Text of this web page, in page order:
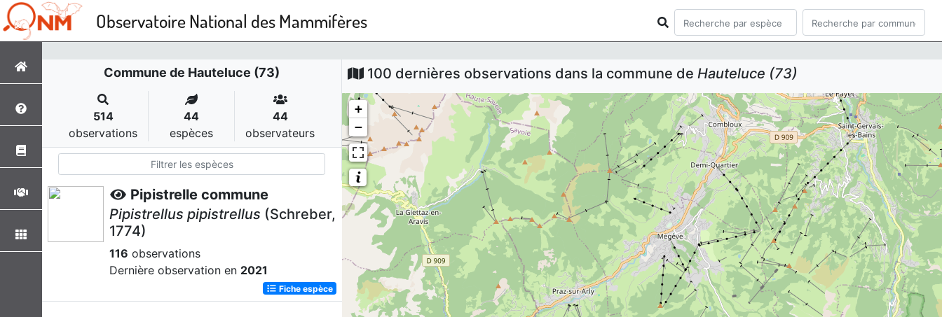
Observatoire National des Mammifères
Commune de Hauteluce (73)
514
observations
44
espèces
44
observateurs
Pipistrelle commune
Pipistrellus pipistrellus (Schreber,
1774)
116 observations
Dernière observation en 2021
Fiche espèce
100 dernières observations dans la commune de Hauteluce (73)
+
−